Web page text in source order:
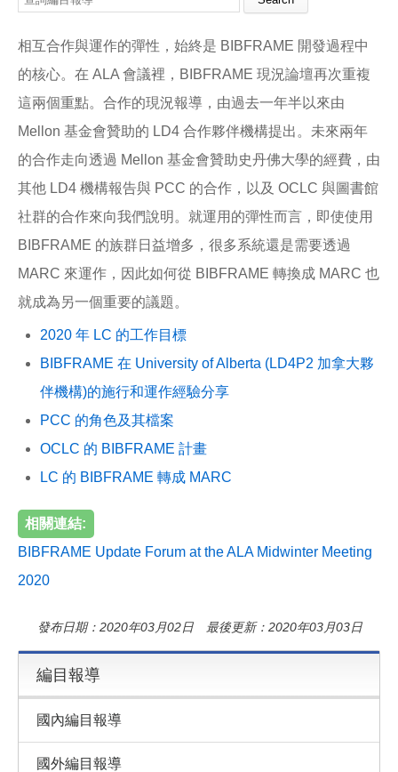
e
o
o
k
相互合作與運作的彈性，始終是 BIBFRAME 開發過程中
的核心。在 ALA 會議裡，BIBFRAME 現況論壇再次重複
這兩個重點。合作的現況報導，由過去一年半以來由
Mellon 基金會贊助的 LD4 合作夥伴機構提出。未來兩年
的合作走向透過 Mellon 基金會贊助史丹佛大學的經費，由
其他 LD4 機構報告與 PCC 的合作，以及 OCLC 與圖書館
社群的合作來向我們說明。就運用的彈性而言，即使使用
BIBFRAME 的族群日益增多，很多系統還是需要透過
MARC 來運作，因此如何從 BIBFRAME 轉換成 MARC 也
就成為另一個重要的議題。
2020 年 LC 的工作目標
BIBFRAME 在 University of Alberta (LD4P2 加拿大夥
伴機構)的施行和運作經驗分享
PCC 的角色及其檔案
OCLC 的 BIBFRAME 計畫
LC 的 BIBFRAME 轉成 MARC
相關連結:
BIBFRAME Update Forum at the ALA Midwinter Meeting
2020
發布日期：2020年03月02日 最後更新：2020年03月03日
編目報導
國內編目報導
國外編目報導